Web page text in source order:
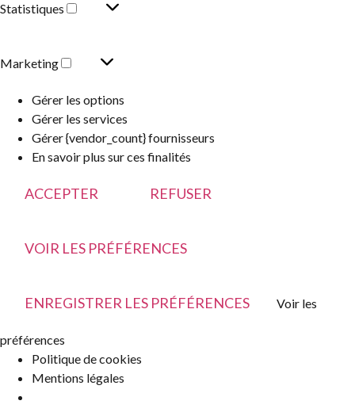
Statistiques
Marketing
Gérer les options
Gérer les services
Gérer {vendor_count} fournisseurs
En savoir plus sur ces finalités
ACCEPTER REFUSER
VOIR LES PRÉFÉRENCES
ENREGISTRER LES PRÉFÉRENCES Voir les
préférences
Politique de cookies
Mentions légales